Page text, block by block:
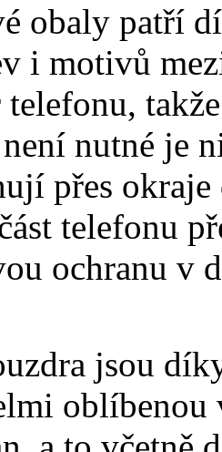
obaly patří
i motivů
nutné je
přes
telefonu
ochranu v
jsou
oblíbenou